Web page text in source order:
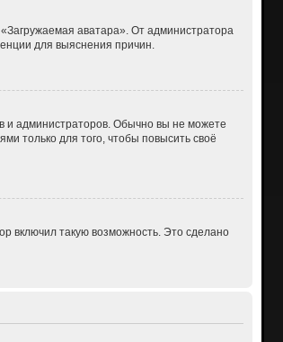
аватара». От администратора
для выяснения причин.
и администраторов. Обычно вы не можете
только для того, чтобы повысить своё
включил такую возможность. Это сделано